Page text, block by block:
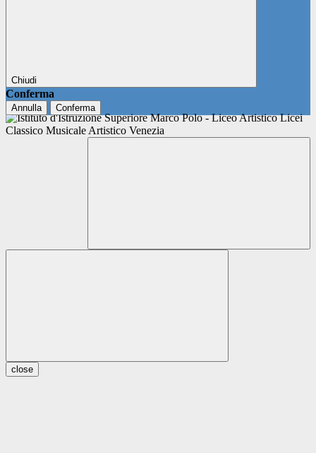
Chiudi
Conferma
Annulla Conferma
close